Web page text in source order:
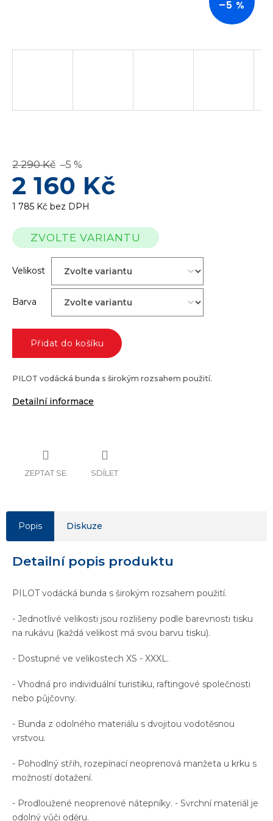
–5 %
2 290 Kč –5 %
2 160 Kč
1 785 Kč bez DPH
Měrná
cena:
ZVOLTE VARIANTU
Velikost
Barva
Přidat do košíku
PILOT vodácká bunda s širokým rozsahem použití.
Detailní informace
ZEPTAT SE SDÍLET
Popis Diskuze
Detailní popis produktu
PILOT vodácká bunda s širokým rozsahem použití.
- Jednotlivé velikosti jsou rozlišeny podle barevnosti tisku
na rukávu (každá velikost má svou barvu tisku).
- Dostupné ve velikostech XS - XXXL.
- Vhodná pro individuální turistiku, raftingové společnosti
nebo půjčovny.
- Bunda z odolného materiálu s dvojitou vodotěsnou
vrstvou.
- Pohodlný střih, rozepínací neoprenová manžeta u krku s
možností dotažení.
- Prodloužené neoprenové nátepníky. - Svrchní materiál je
odolný vůči oděru.